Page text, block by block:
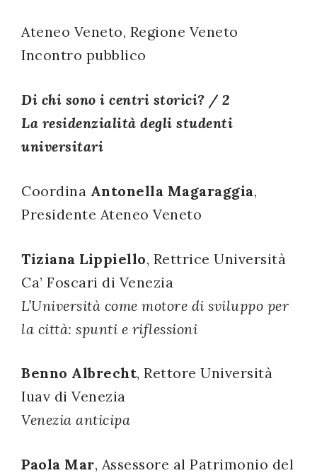
Ateneo Veneto, Regione Veneto
Incontro pubblico
Di chi sono i centri storici? / 2
La residenzialità degli studenti
universitari
Coordina Antonella Magaraggia,
Presidente Ateneo Veneto
Tiziana Lippiello, Rettrice Università
Ca’ Foscari di Venezia
L’Università come motore di sviluppo per
la città: spunti e riflessioni
Benno Albrecht, Rettore Università
Iuav di Venezia
Venezia anticipa
Paola Mar, Assessore al Patrimonio del
Registrazione